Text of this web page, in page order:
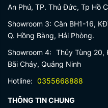
An Phú, TP. Thủ Đức, Tp Hồ
Showroom 3: Căn BH1-16,
Q. Hồng Bàng, Hải Phòng.
Showroom 4: Thủy Tùng 20,
Bãi Cháy, Quảng Ninh
Hotline: 0355668888
THÔNG TIN CHUNG